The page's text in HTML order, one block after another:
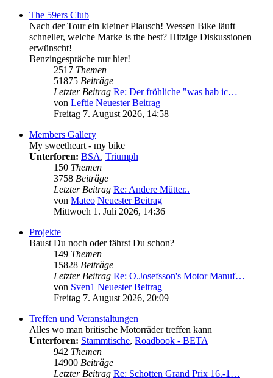
The 59ers Club
Nach der Tour ein kleiner Plausch! Wessen Bike läuft
schneller, welche Marke is the best? Hitzige Diskussionen
erwünscht!
Benzingespräche nur hier!
2517 Themen
51875 Beiträge
Letzter Beitrag Re: Der fröhliche "was hab ic…
von Leftie Neuester Beitrag
Freitag 7. August 2026, 14:58
Members Gallery
My sweetheart - my bike
Unterforen: BSA, Triumph
150 Themen
3758 Beiträge
Letzter Beitrag Re: Andere Mütter..
von Mateo Neuester Beitrag
Mittwoch 1. Juli 2026, 14:36
Projekte
Baust Du noch oder fährst Du schon?
149 Themen
15828 Beiträge
Letzter Beitrag Re: O.Josefsson's Motor Manuf…
von Sven1 Neuester Beitrag
Freitag 7. August 2026, 20:09
Treffen und Veranstaltungen
Alles wo man britische Motorräder treffen kann
Unterforen: Stammtische, Roadbook - BETA
942 Themen
14900 Beiträge
Letzter Beitrag Re: Schotten Grand Prix 16.-1…